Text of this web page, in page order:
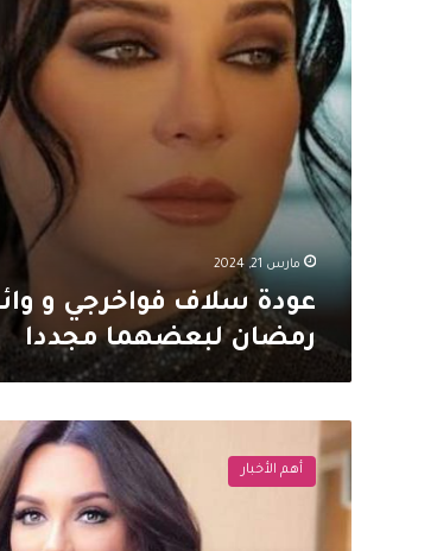
لبعضهما
مجددا
مارس 21, 2024
عودة سلاف فواخرجي و
رمضان لبعضهما مجددا
فواخرجي
رسالة
أهم الأخبار